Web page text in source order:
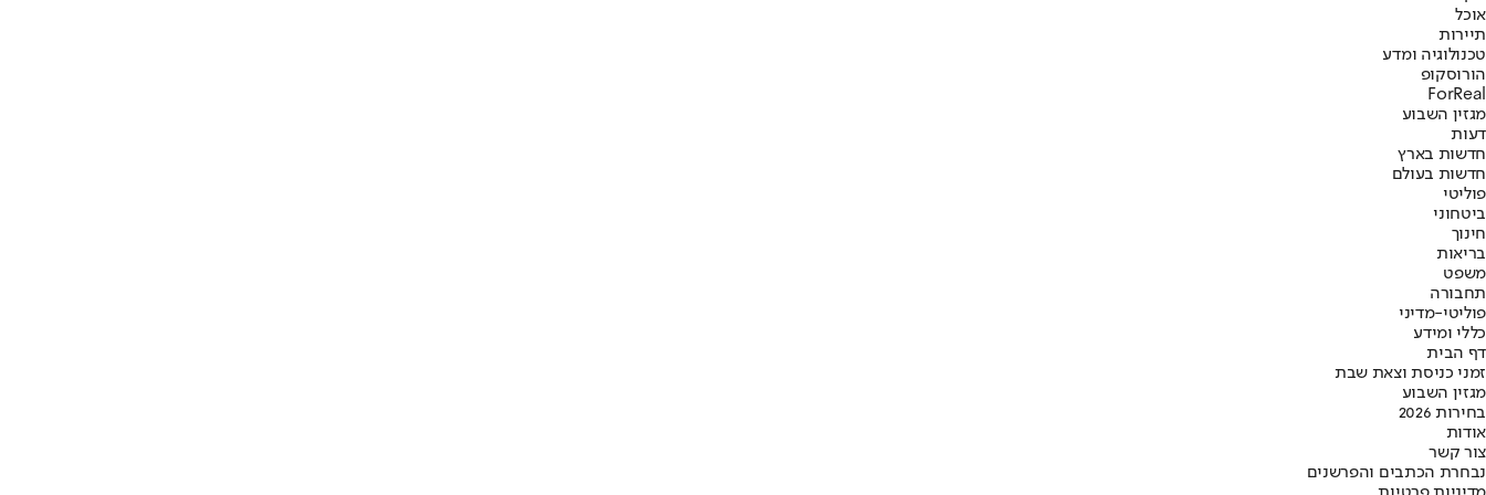
אוכל
תיירות
טכנולוגיה ומדע
הורוסקופ
ForReal
מגזין השבוע
דעות
חדשות בארץ
חדשות בעולם
פוליטי
ביטחוני
חינוך
בריאות
משפט
תחבורה
פוליטי-מדיני
כללי ומידע
דף הבית
זמני כניסת וצאת שבת
מגזין השבוע
בחירות 2026
אודות
צור קשר
נבחרת הכתבים והפרשנים